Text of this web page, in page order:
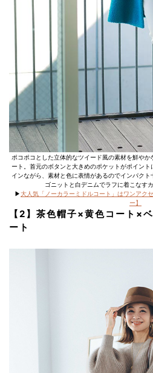
ポコポコとした立体的なツイード風の素材を鮮や
ート。首元のボタンと大きめのポケットがポイン
インながら、素材と色に表情があるのでインパク
ゴニットと白デニムでラフに着こなす
▶︎大人気「ノーカラーミドルコート」はワンアク
ー】
【2】茶色帽子×黄色コート×
ート